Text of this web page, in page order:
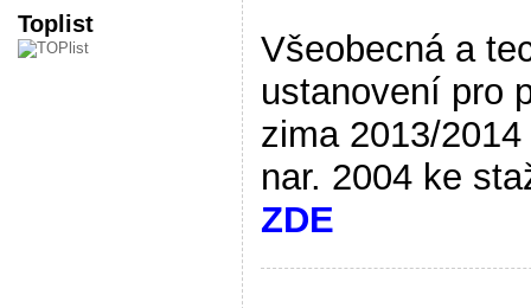
Toplist
Všeobecná a
ustanovení pro
zima 2013/
nar. 2004 ke
ZDE